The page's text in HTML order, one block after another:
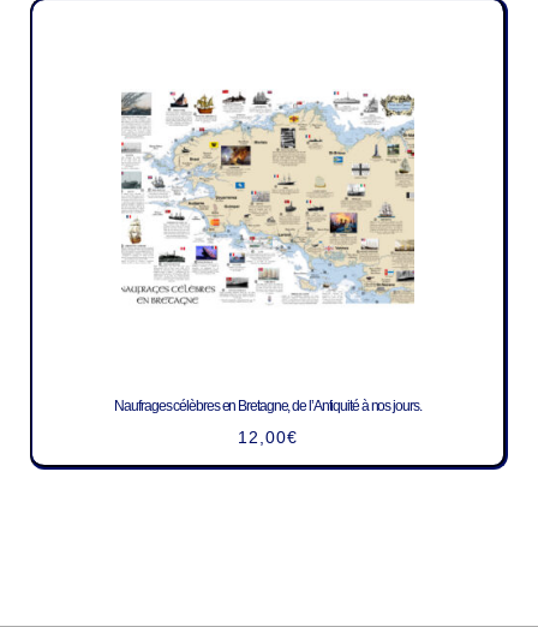
Naufrages célèbres en Bretagne, de l’Antiquité à nos jours.
12,00€